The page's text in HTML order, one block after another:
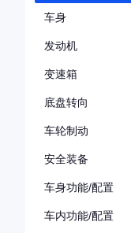
车身
发动机
变速箱
底盘转向
车轮制动
安全装备
车身功能/配置
车内功能/配置